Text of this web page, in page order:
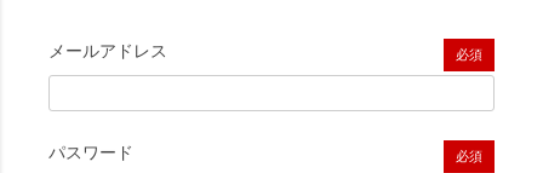
メールアドレス
(必須)
パスワード